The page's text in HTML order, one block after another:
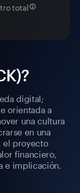
digital;
orientada a
una cultura
en una
el proyecto
financiero,
e implicación.
total